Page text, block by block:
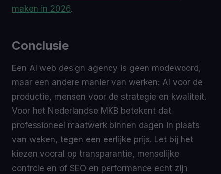
maken in 2026.
Conclusie
Een AI web design agency is geen modewoord,
maar een andere manier van werken: AI voor de
productie, mensen voor de strategie en kwaliteit.
Voor het Nederlandse MKB betekent dat
professioneel maatwerk binnen dagen in plaats
van weken, tegen een eerlijke prijs. Let bij het
kiezen vooral op transparantie, menselijke
controle en of SEO en performance echt zijn